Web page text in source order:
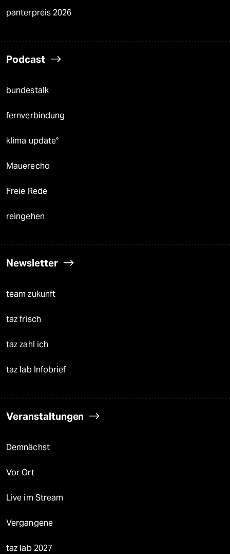
panterpreis 2026
Podcast
bundestalk
fernverbindung
klima update°
Mauerecho
Freie Rede
reingehen
Newsletter
team zukunft
taz frisch
taz zahl ich
taz lab Infobrief
Veranstaltungen
Demnächst
Vor Ort
Live im Stream
Vergangene
taz lab 2027